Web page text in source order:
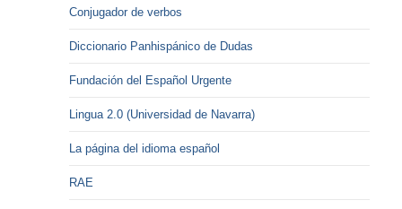
Conjugador de verbos
Diccionario Panhispánico de Dudas
Fundación del Español Urgente
Lingua 2.0 (Universidad de Navarra)
La página del idioma español
RAE